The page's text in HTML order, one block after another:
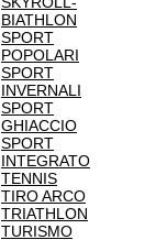
BIATHLON
SPORT
POPOLARI
SPORT
INVERNALI
SPORT
GHIACCIO
SPORT
INTEGRATO
TENNIS
TIRO ARCO
TRIATHLON
TURISMO